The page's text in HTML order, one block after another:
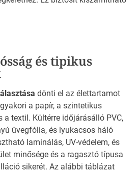
és tipikus
dönti el az élettartamot
a papír, a szintetikus
a textil. Kültérre időjárásálló PVC,
üvegfólia, és lyukacsos háló
laminálás, UV-védelem, és
minősége és a ragasztó típusa
sikerét. Az alábbi táblázat